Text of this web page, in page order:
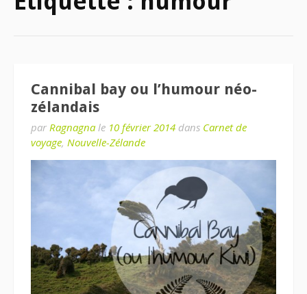
Cannibal bay ou l’humour néo-
zélandais
par Ragnagna le 10 février 2014 dans Carnet de
voyage, Nouvelle-Zélande